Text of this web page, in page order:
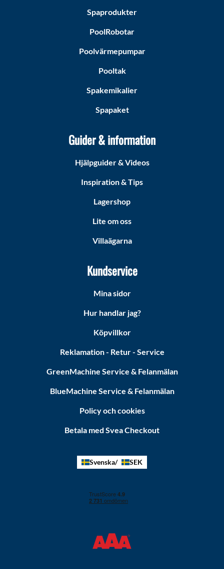
Spaprodukter
PoolRobotar
Poolvärmepumpar
Pooltak
Spakemikalier
Spapaket
Guider & information
Hjälpguider & Videos
Inspiration & Tips
Lagershop
Lite om oss
Villaägarna
Kundservice
Mina sidor
Hur handlar jag?
Köpvillkor
Reklamation - Retur - Service
GreenMachine Service & Felanmälan
BlueMachine Service & Felanmälan
Policy och cookies
Betala med Svea Checkout
Svenska SEK